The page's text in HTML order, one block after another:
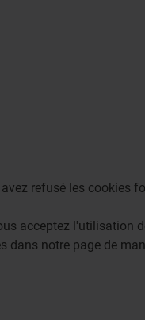
refusé les cookies
acceptez
dans notre page de